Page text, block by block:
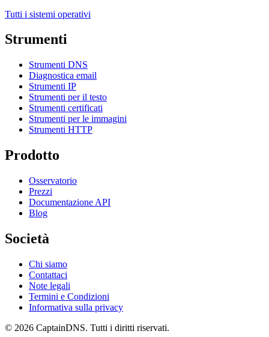
Tutti i sistemi operativi
Strumenti
Strumenti DNS
Diagnostica email
Strumenti IP
Strumenti per il testo
Strumenti certificati
Strumenti per le immagini
Strumenti HTTP
Prodotto
Osservatorio
Prezzi
Documentazione API
Blog
Società
Chi siamo
Contattaci
Note legali
Termini e Condizioni
Informativa sulla privacy
© 2026 CaptainDNS. Tutti i diritti riservati.